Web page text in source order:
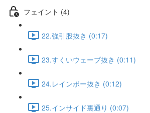
フェイント (4)
22.強引股抜き (0:17)
23.すくいウェーブ抜き (0:11)
24.レインボー抜き (0:12)
25.インサイド裏通り (0:07)